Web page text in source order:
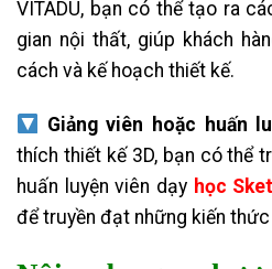
VITADU, bạn có thể tạo ra
gian nội thất, giúp khách
cách và kế hoạch thiết kế.
Giảng viên hoặc huấn
thích thiết kế 3D, bạn có thể
huấn luyện viên dạy học
để truyền đạt những kiến